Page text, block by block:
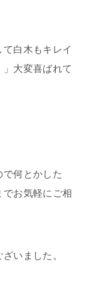
白木もキレイ
大変喜ばれて
何とかした
お気軽にご相
いました。